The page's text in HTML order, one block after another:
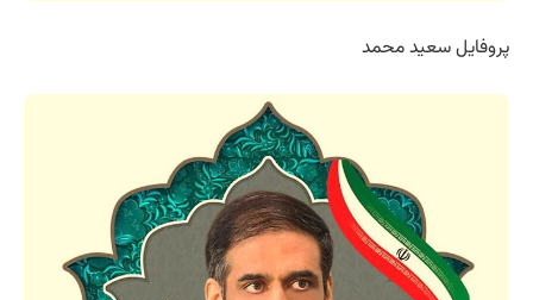
پروفایل سعید محمد